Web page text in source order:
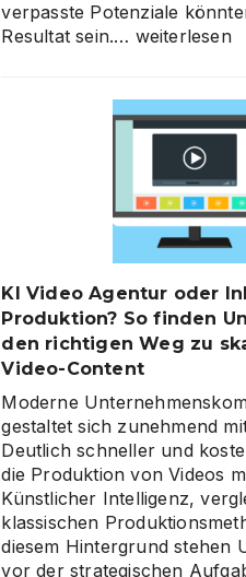
verpasste Potenziale
Resultat sein.… KI-
Mittelstand:
Warum
jetzt
der
richtige
Zeitpunkt
eine
KI-
Roadmap
ist
weiterlesen
KI Video Agentur oder
Produktion? So finden
den richtigen Weg zu
Video-Content
Moderne
gestaltet sich zunehmend
Deutlich schneller und
die Produktion von Videos
Künstlicher Intelligenz,
klassischen
diesem Hintergrund stehen
vor der strategischen